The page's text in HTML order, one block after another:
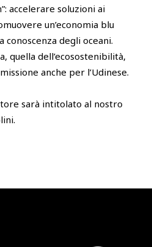
accelerare soluzioni ai
un’economia blu
degli oceani.
quella dell’ecosostenibilità,
anche per l’Udinese.
sarà intitolato al nostro